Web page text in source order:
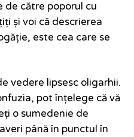
de către poporul cu
și voi că descrierea
este cea care se
vedere lipsesc oligarhii.
pot înțelege că vă
o sumedenie de
până în punctul în